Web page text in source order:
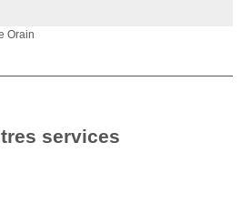
Orain
services